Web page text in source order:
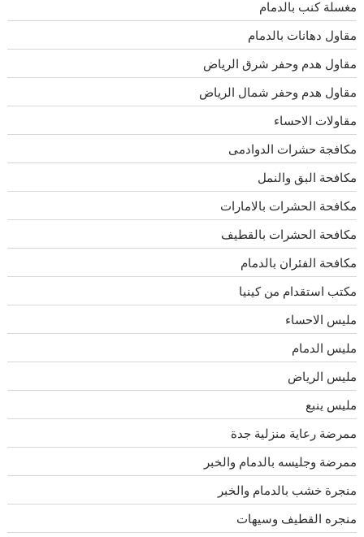
مغسلة كنب بالدمام
مقاول دهانات بالدمام
مقاول هدم وحفر شرق الرياض
مقاول هدم وحفر شمال الرياض
مقاولات الاحساء
مكافجة حشرات الدوادمى
مكافحة البق والنمل
مكافحة الحشرات بالامارات
مكافحة الحشرات بالقطيف
مكافحة الفئران بالدمام
مكتب استقدام من كينيا
مليس الاحساء
مليس الدمام
مليس الرياض
مليس ينبع
ممرضة رعاية منزلية جدة
ممرضة وجليسه بالدمام والخبر
منجرة خشب بالدمام والخبر
منجره القطيف وسيهات